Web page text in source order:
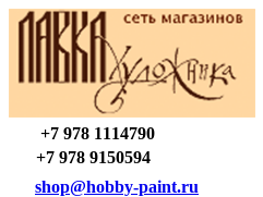
+7 978 1114790
+7 978 9150594
shop@hobby-paint.ru